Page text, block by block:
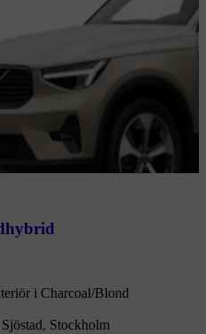
i Charcoal/Blond
Stockholm